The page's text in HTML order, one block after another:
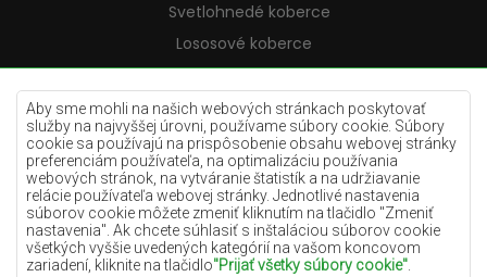
Aby sme mohli na našich webových stránkach poskytovať
služby na najvyššej úrovni, používame súbory cookie. Súbory
cookie sa používajú na prispôsobenie obsahu webovej stránky
preferenciám používateľa, na optimalizáciu používania
webových stránok, na vytváranie štatistík a na udržiavanie
relácie používateľa webovej stránky. Jednotlivé nastavenia
súborov cookie môžete zmeniť kliknutím na tlačidlo "Zmeniť
nastavenia". Ak chcete súhlasiť s inštaláciou súborov cookie
všetkých vyššie uvedených kategórií na vašom koncovom
zariadení, kliknite na tlačidlo"Prijať všetky súbory cookie"
Svetlohnedé koberce
Lososové koberce
Krémové koberce
Lilac koberce
Žlté koberce
Mätové koberce
Modré koberce
Oranžové koberce
Ružové koberce